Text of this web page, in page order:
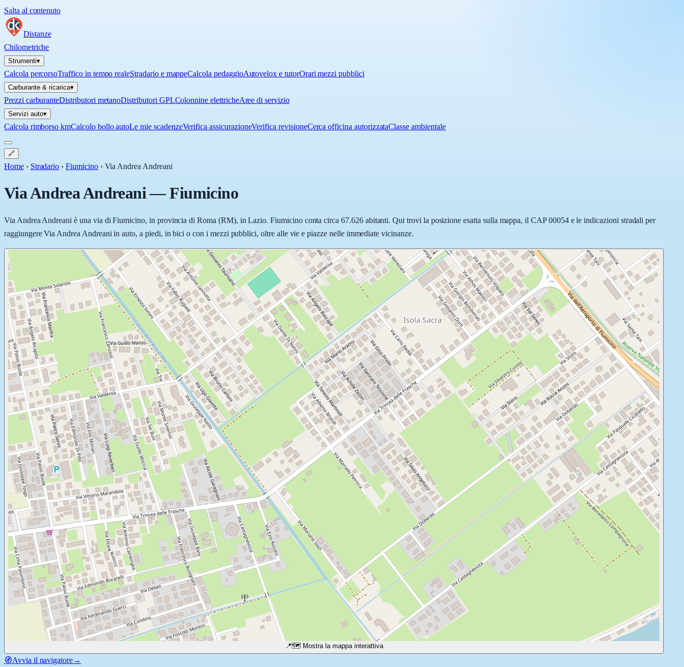
Salta al contenuto
Distanze
Chilometriche
Strumenti▾
Calcola percorsoTraffico in tempo realeStradario e mappeCalcola pedaggioAutovelox e tutorOrari mezzi pubblici
Carburante & ricarica▾
Prezzi carburanteDistributori metanoDistributori GPLColonnine elettricheAree di servizio
Servizi auto▾
Calcola rimborso kmCalcolo bollo autoLe mie scadenzeVerifica assicurazioneVerifica revisioneCerca officina autorizzataClasse ambientale
🔗
Home › Stradario › Fiumicino › Via Andrea Andreani
Via Andrea Andreani—Fiumicino
Via Andrea Andreani è una via di Fiumicino, in provincia di Roma (RM), in Lazio. Fiumicino conta circa 67.626 abitanti. Qui trovi la posizione esatta sulla mappa, il CAP 00054 e le indicazioni stradali per
raggiungere Via Andrea Andreani in auto, a piedi, in bici o con i mezzi pubblici, oltre alle vie e piazze nelle immediate vicinanze.
📍🗺️ Mostra la mappa interattiva
🧭Avvia il navigatore→